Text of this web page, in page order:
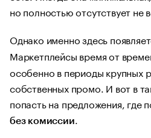
но полностью отсутствует не
Однако именно здесь
Маркетплейсы время от
особенно в периоды крупных
собственных промо. И вот в
попасть на предложения, где
без комиссии.